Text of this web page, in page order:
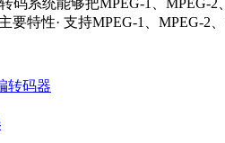
要特性· 支持MPEG-1、MPEG-